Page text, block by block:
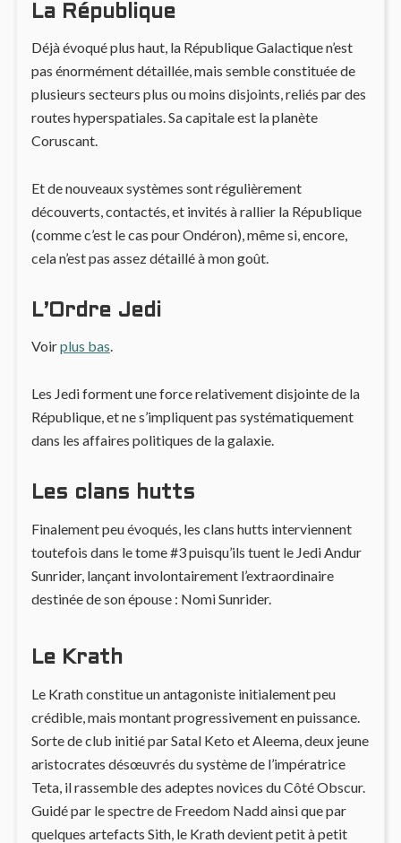
La République
Déjà évoqué plus haut, la République Galactique n’est
pas énormément détaillée, mais semble constituée de
plusieurs secteurs plus ou moins disjoints, reliés par des
routes hyperspatiales. Sa capitale est la planète
Coruscant.
Et de nouveaux systèmes sont régulièrement
découverts, contactés, et invités à rallier la République
(comme c’est le cas pour Ondéron), même si, encore,
cela n’est pas assez détaillé à mon goût.
L’Ordre Jedi
Voirplus bas.
Les Jedi forment une force relativement disjointe de la
République, et ne s’impliquent pas systématiquement
dans les affaires politiques de la galaxie.
Les clans hutts
Finalement peu évoqués, les clans hutts interviennent
toutefois dans le tome #3 puisqu’ils tuent le Jedi Andur
Sunrider, lançant involontairement l’extraordinaire
destinée de son épouse : Nomi Sunrider.
Le Krath
Le Krath constitue un antagoniste initialement peu
crédible, mais montant progressivement en puissance.
Sorte de club initié par Satal Keto et Aleema, deux jeune
aristocrates désœuvrés du système de l’impératrice
Teta, il rassemble des adeptes novices du Côté Obscur.
Guidé par le spectre de Freedom Nadd ainsi que par
quelques artefacts Sith, le Krath devient petit à petit